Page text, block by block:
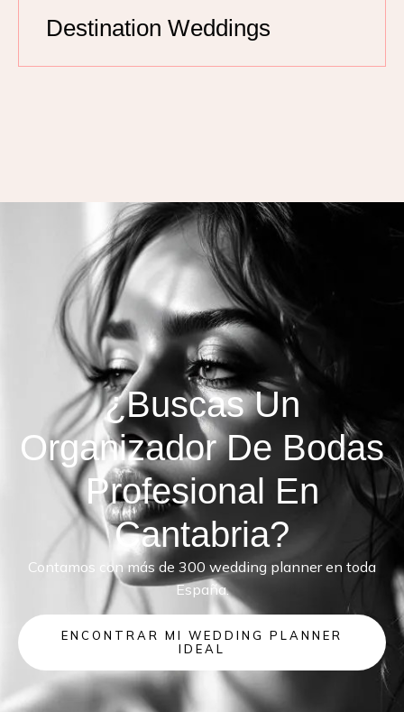
Destination Weddings
¿Buscas Un
Organizador De Bodas
Profesional En
Cantabria?
Contamos con más de 300 wedding planner en toda
España.
ENCONTRAR MI WEDDING PLANNER
IDEAL